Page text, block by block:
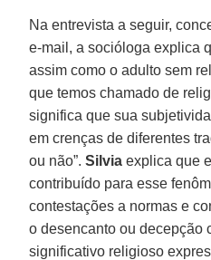
Na entrevista a seguir,
e-mail, a socióloga explica
assim como o adulto sem
que temos chamado de
significa que sua
em crenças de diferentes
ou não”.Silvia explica que
contribuído para esse
contestações a normas e
o desencanto ou decepção
significativo religioso